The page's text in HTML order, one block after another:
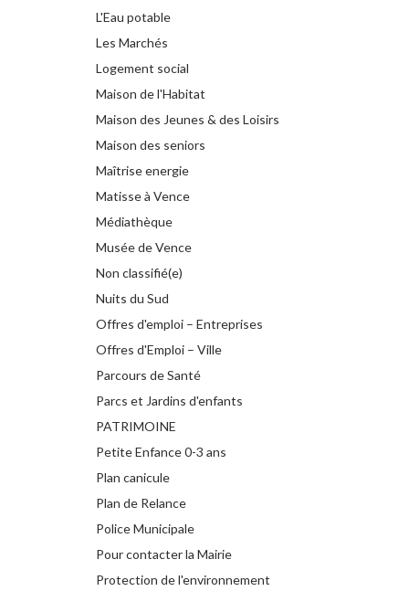
L'Eau potable
Les Marchés
Logement social
Maison de l'Habitat
Maison des Jeunes & des Loisirs
Maison des seniors
Maîtrise energie
Matisse à Vence
Médiathèque
Musée de Vence
Non classifié(e)
Nuits du Sud
Offres d'emploi – Entreprises
Offres d'Emploi – Ville
Parcours de Santé
Parcs et Jardins d'enfants
PATRIMOINE
Petite Enfance 0-3 ans
Plan canicule
Plan de Relance
Police Municipale
Pour contacter la Mairie
Protection de l'environnement